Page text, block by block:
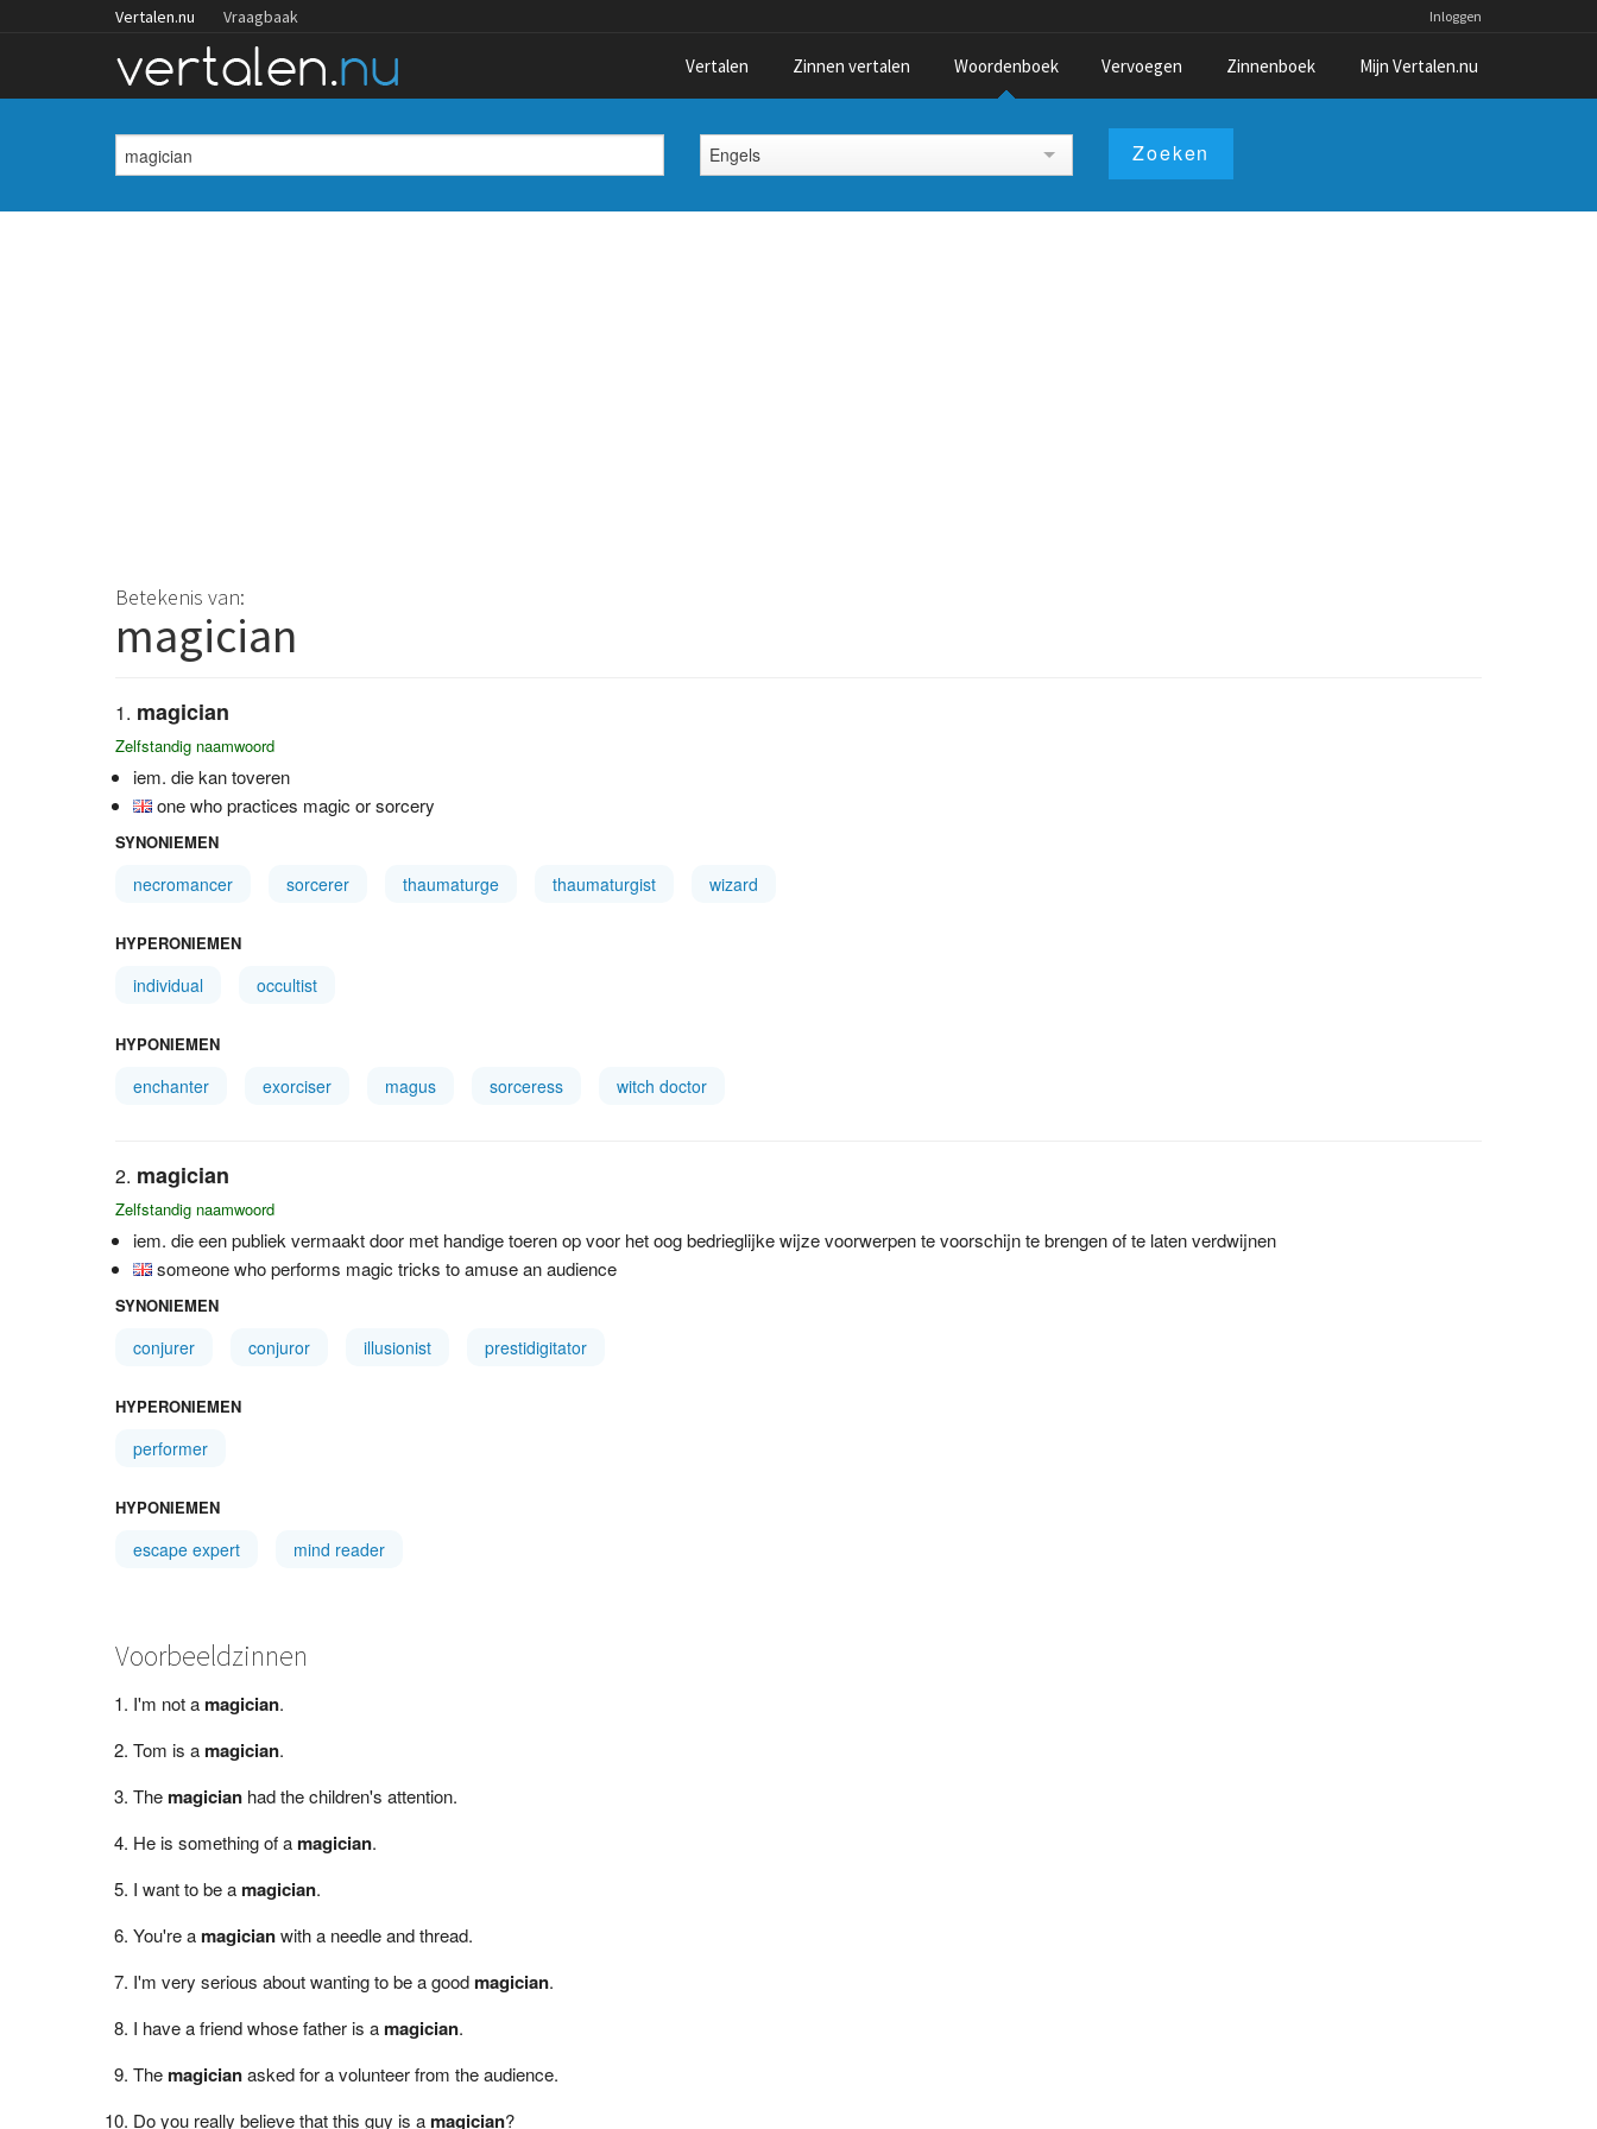
Vertalen.nu Vraagbaak Inloggen
Vertalen Zinnen vertalen Woordenboek Vervoegen Zinnenboek Mijn Vertalen.nu
Engels
Betekenis van:
magician
magician
Zelfstandig naamwoord
iem. die kan toveren
one who practices magic or sorcery
SYNONIEMEN
necromancer sorcerer thaumaturge thaumaturgist wizard
HYPERONIEMEN
individual occultist
HYPONIEMEN
enchanter exorciser magus sorceress witch doctor
magician
Zelfstandig naamwoord
iem. die een publiek vermaakt door met handige toeren op voor het oog bedrieglijke wijze voorwerpen te voorschijn te brengen of te laten verdwijnen
someone who performs magic tricks to amuse an audience
SYNONIEMEN
conjurer conjuror illusionist prestidigitator
HYPERONIEMEN
performer
HYPONIEMEN
escape expert mind reader
Voorbeeldzinnen
I'm not amagician.
Tom is amagician.
Themagician had the children's attention.
He is something of amagician.
I want to be amagician.
You're amagicianwith a needle and thread.
I'm very serious about wanting to be a goodmagician.
I have a friend whose father is amagician.
Themagicianasked for a volunteer from the audience.
Do you really believe that this guy is amagician?